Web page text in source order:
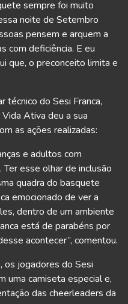
sempre foi muito
noite de Setembro
pensem e arquem a
com deficiência. E eu
que, o preconceito limita e
técnico do Sesi Franca,
Ativa deu a sua
as ações realizadas:
e adultos com
esse olhar de inclusão
quadra do basquete
emocionado de ver a
dentro de um ambiente
está de parabéns por
acontecer”, comentou.
os jogadores do Sesi
uma camiseta especial e,
das cheerleaders da